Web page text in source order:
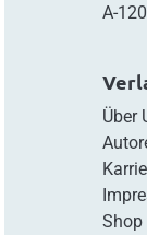
A-
Über
Shop